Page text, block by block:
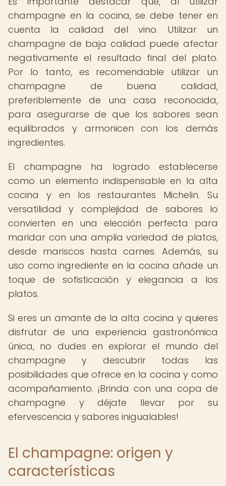
champagne en la cocina, se debe tener en
cuenta la calidad del vino. Utilizar un
champagne de baja calidad puede afectar
negativamente el resultado final del plato.
Por lo tanto, es recomendable utilizar un
champagne de buena calidad,
preferiblemente de una casa reconocida,
para asegurarse de que los sabores sean
equilibrados y armonicen con los demás
ingredientes.
El champagne ha logrado establecerse
como un elemento indispensable en la alta
cocina y en los restaurantes Michelin. Su
versatilidad y complejidad de sabores lo
convierten en una elección perfecta para
maridar con una amplia variedad de platos,
desde mariscos hasta carnes. Además, su
uso como ingrediente en la cocina añade un
toque de sofisticación y elegancia a los
platos.
Si eres un amante de la alta cocina y quieres
disfrutar de una experiencia gastronómica
única, no dudes en explorar el mundo del
champagne y descubrir todas las
posibilidades que ofrece en la cocina y como
acompañamiento. ¡Brinda con una copa de
champagne y déjate llevar por su
efervescencia y sabores inigualables!
El champagne: origen y
características